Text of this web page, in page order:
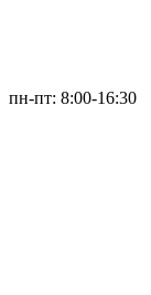
пн-пт: 8:00-16:30